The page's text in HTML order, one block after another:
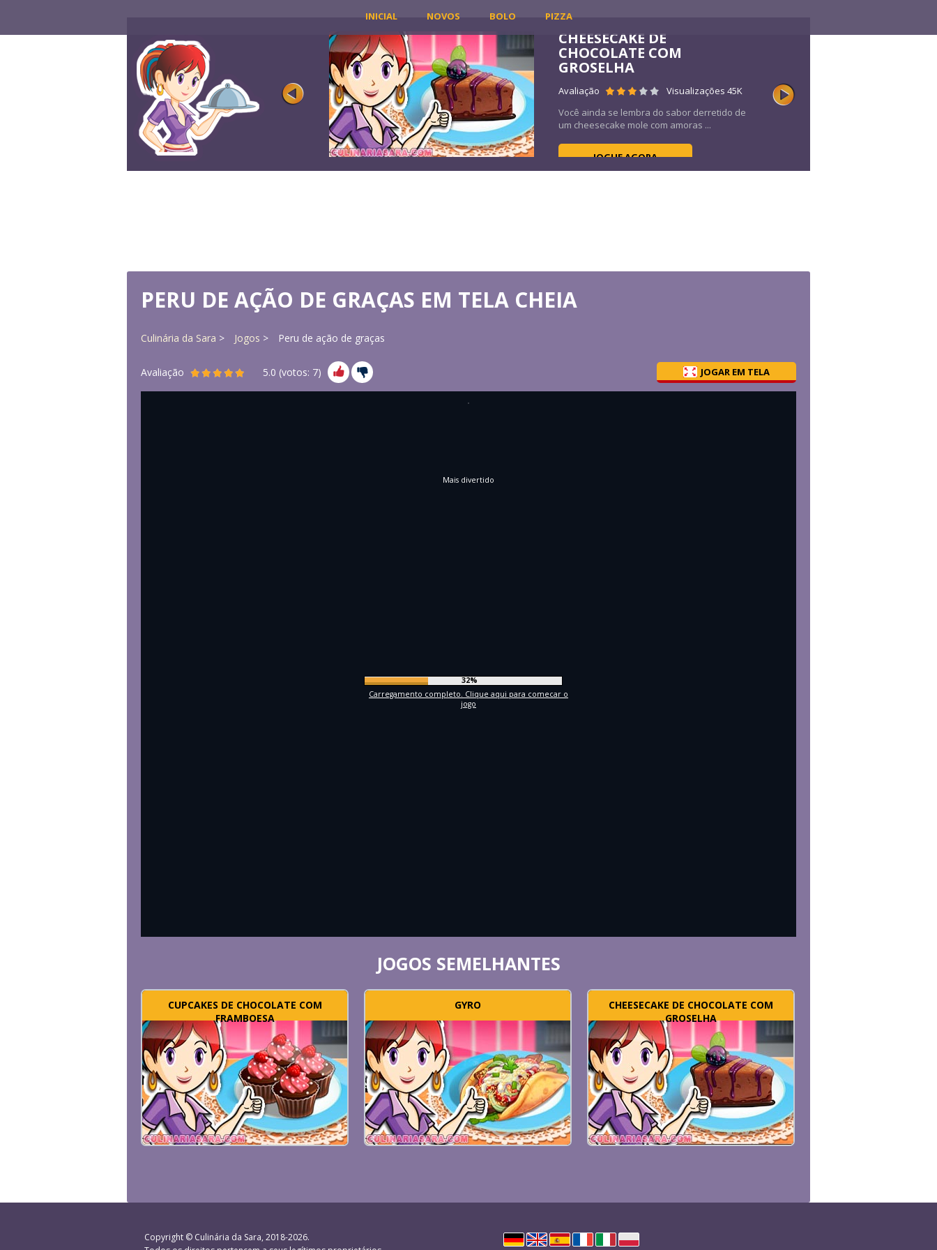
INICIAL NOVOS BOLO PIZZA
TORTA DE BANANA SPLIT
Avaliação
Visualizações 36K
Torta de banana doce é uma ótima
sobremesa. Hora de cozinhá-lo junto ...
JOGUE AGORA
CHEESECAKE DE
CHOCOLATE COM
GROSELHA
Avaliação
Visualizações 45K
Você ainda se lembra do sabor derretido de
um cheesecake mole com amoras ...
JOGUE AGORA
PERU DE AÇÃO DE GRAÇAS EM TELA CHEIA
Culinária da Sara Jogos Peru de ação de graças
Avaliação 5.0 (votos: 7) JOGAR EM TELA
Mais divertido
35%
Carregamento completo. Clique aqui para comecar o
jogo
JOGOS SEMELHANTES
CUPCAKES DE CHOCOLATE COM
FRAMBOESA
GYRO
CHEESECAKE DE CHOCOLATE COM
GROSELHA
Copyright © Culinária da Sara, 2018-2026.